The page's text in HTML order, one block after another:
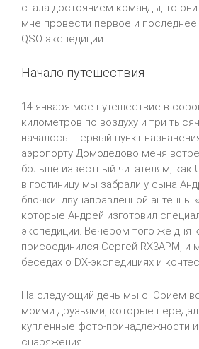
стала достоянием команды, то
мне провести первое и
QSO экспедиции.
Начало путешествия
14 января мое путешествие в
километров по воздуху и три
началось. Первый пункт
аэропорту Домодедово меня
больше известный читателям, как
в гостиницу мы забрали у сына
блочки двунаправленной антенны
которые Андрей изготовил
экспедиции. Вечером того же дня
присоединился Сергей RX3APM,
беседах о DX-экспедициях и
На следующий день мы с Юрием
моими друзьями, которые
купленные фото-принадлежности
снаряжения.